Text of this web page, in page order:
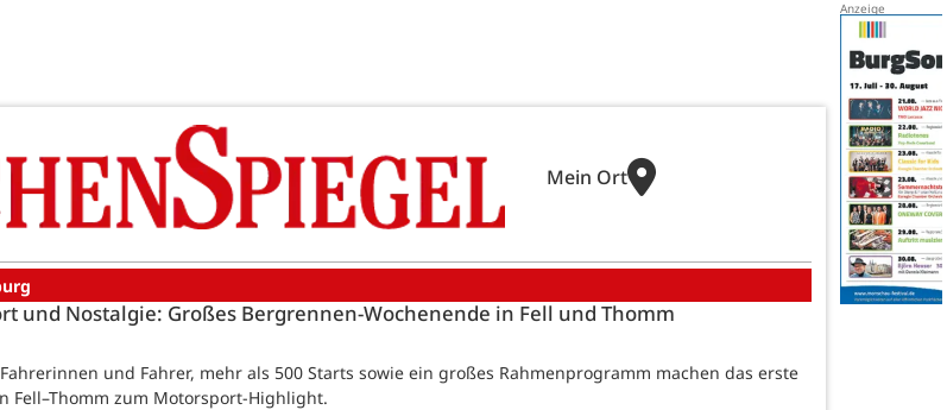
Mein Ort
und Nostalgie: Großes Bergrennen-Wochenende in Fell und Thomm
und Fahrer, mehr als 500 Starts sowie ein großes Rahmenprogramm machen das erste
Fell–Thomm zum Motorsport-Highlight.